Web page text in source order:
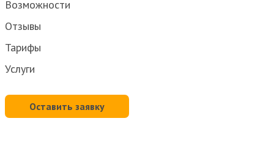
Возможности
Отзывы
Тарифы
Услуги
Оставить заявку